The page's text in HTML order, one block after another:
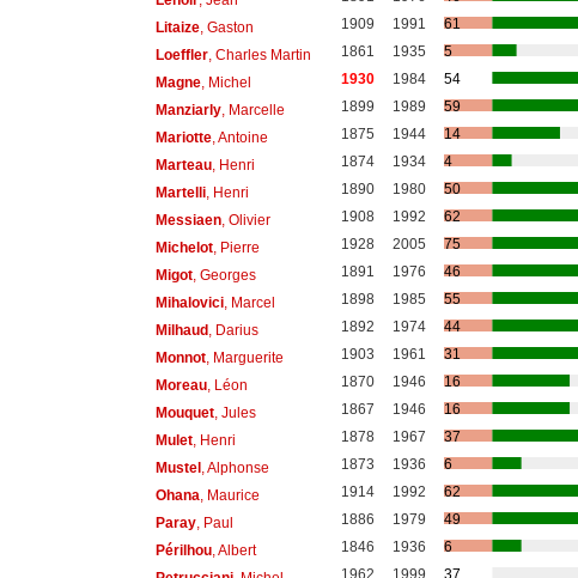
Litaize, Gaston 1909 1991
61
Loeffler, Charles Martin 1861 1935
5
Magne, Michel 1930 1984
54
Manziarly, Marcelle 1899 1989
59
Mariotte, Antoine 1875 1944
14
Marteau, Henri 1874 1934
4
Martelli, Henri 1890 1980
50
Messiaen, Olivier 1908 1992
62
Michelot, Pierre 1928 2005
75
Migot, Georges 1891 1976
46
Mihalovici, Marcel 1898 1985
55
Milhaud, Darius 1892 1974
44
Monnot, Marguerite 1903 1961
31
Moreau, Léon 1870 1946
16
Mouquet, Jules 1867 1946
16
Mulet, Henri 1878 1967
37
Mustel, Alphonse 1873 1936
6
Ohana , Maurice 1914 1992
62
Paray, Paul 1886 1979
49
Périlhou, Albert 1846 1936
6
1962 1999 37